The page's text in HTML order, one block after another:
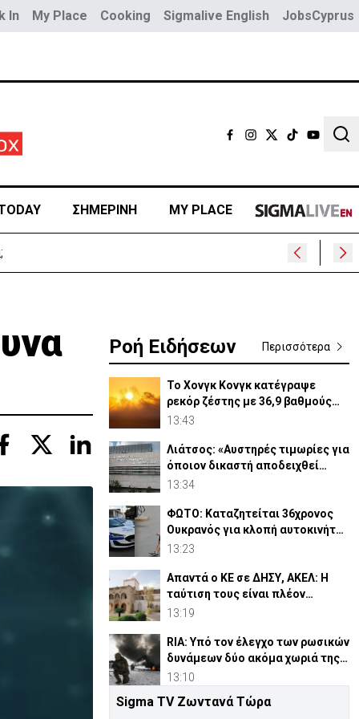
In My Place Cooking Sigmalive English JobsCyprus
ΣΗΜΕΡΙΝΗ MY PLACE
Ροή Ειδήσεων Περισσότερα
Το Χονγκ Κονγκ κατέγραψε
ρεκόρ ζέστης με 36,9 βαθμούς
Κελσίου
13:43
Λιάτσος: «Αυστηρές τιμωρίες για
όποιον δικαστή αποδειχθεί
ένοχος»
13:34
ΦΩΤΟ: Καταζητείται 36χρονος
Ουκρανός για κλοπή αυτοκινήτου
στη Λεμεσό
13:23
Απαντά ο ΚΕ σε ΔΗΣΥ, ΑΚΕΛ: Η
ταύτιση τους είναι πλέον
καθημερινή διαπίστωση
13:19
RIA: Υπό τον έλεγχο των ρωσικών
δυνάμεων δύο ακόμα χωριά της
Αν. Ουκρανίας
13:10
Δαμιανός: Η καλύτερη τιμή σε
Sigma TV Ζωντανά Τώρα